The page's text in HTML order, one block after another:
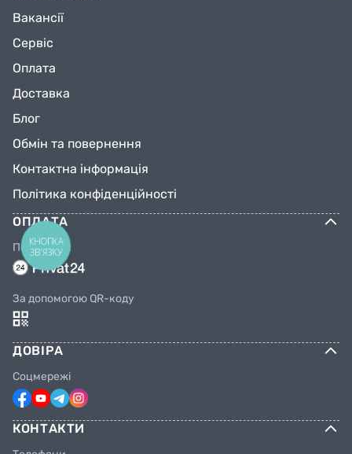
Вакансії
Сервіс
Оплата
Доставка
Блог
Обмін та повернення
Контактна інформація
Політика конфіденційності
ОПЛАТА
Переказом
За допомогою QR-коду
ДОВІРА
Соцмережі
КОНТАКТИ
КНОПКА
ЗВ'ЯЗКУ